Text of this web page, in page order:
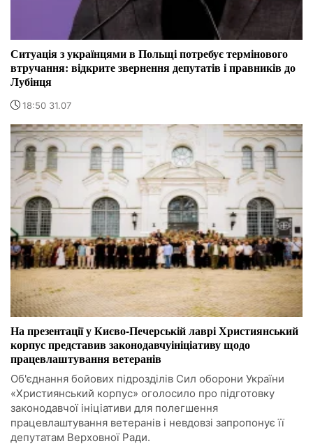
Ситуація з українцями в Польщі потребує термінового
втручання: відкрите звернення депутатів і правників до
Лубінця
18:50 31.07
На презентації у Києво-Печерській лаврі Християнський
корпус представив законодавчуініціативу щодо
працевлаштування ветеранів
Об'єднання бойових підрозділів Сил оборони України
«Християнський корпус» оголосило про підготовку
законодавчої ініціативи для полегшення
працевлаштування ветеранів і невдовзі запропонує її
депутатам Верховної Ради.